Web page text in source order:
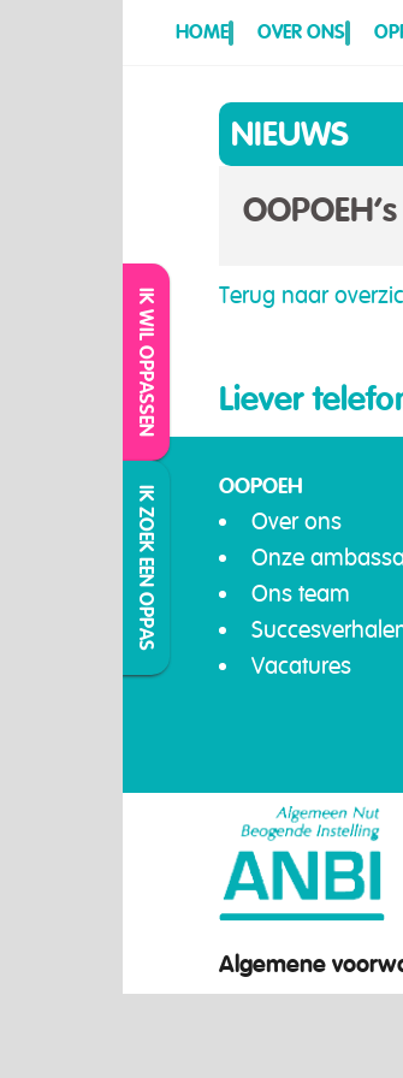
HOME OVER ONS
IK WIL OPPASSEN
IK ZOEK EEN OPPAS
NIEUWS
Terug naar
Liever
OOPOEH
Over ons
Onze
Ons team
Vacatures
Algemene